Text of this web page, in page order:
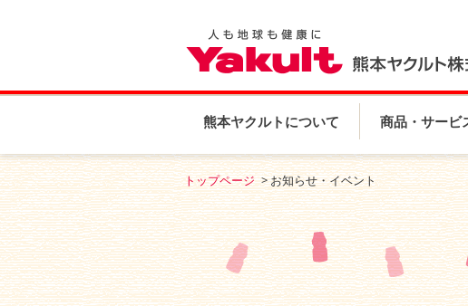
熊本ヤクルトについて 商品・サービ
トップページ お知らせ・イベント